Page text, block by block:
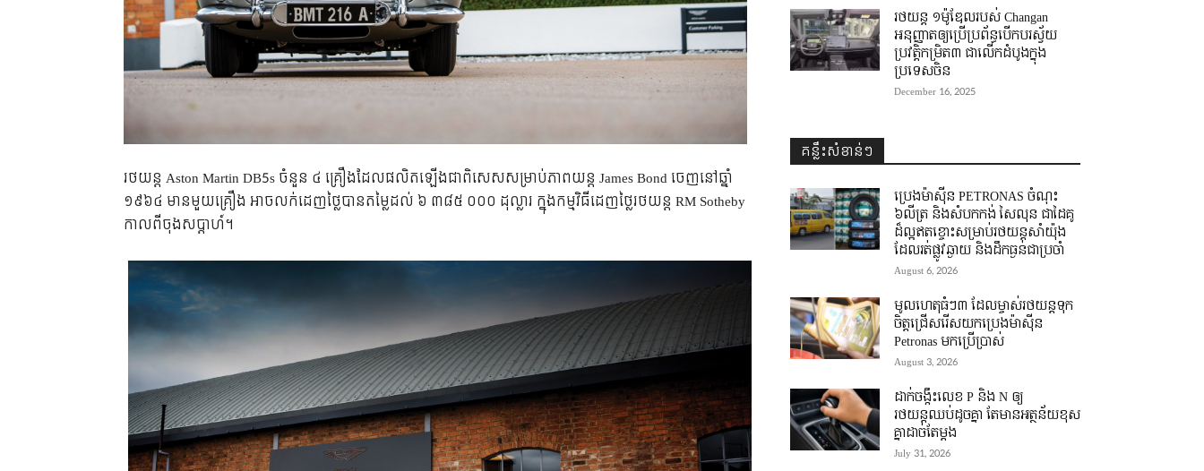
រថយន្ត​ Aston Martin DB5s ចំនួន ៤ គ្រឿង​ដែល​ផលិត​ឡើង​ជា​ពិសេស​សម្រាប់​ភាពយន្ត​ James Bond ចេញ​នៅ​ឆ្នាំ
១៩៦៤ មាន​មួយ​គ្រឿង​ អាច​លក់​ដេញ​ថ្លៃ​បាន​តម្លៃ​ដល់​ ៦ ៣៨៥ ០០០ ដុល្លារ ក្នុង​កម្មវិធី​ដេញ​ថ្លៃ​រថយន្ត RM Sotheby
កាល​ពី​ចុង​សប្ដាហ៍។
រថយន្ត ១ម៉ូឌែលរបស់ Changan
អនុញ្ញាតឲ្យប្រើប្រព័ន្ធបើកបរស្វ័យ
ប្រវត្តិកម្រិត៣ ជាលើកដំបូងក្នុង
ប្រទេសចិន
December 16, 2025
គន្លឹះសំខាន់ៗ
ប្រេងម៉ាស៊ីន PETRONAS ចំណុះ
៦លីត្រ និងសំបកកង់ សៃលុន ជាដៃគូ
ដ៏ល្អឥតខ្ចោះសម្រាប់រថយន្តសាំយ៉ុង
ដែលរត់ផ្លូវឆ្ងាយ និងដឹកធ្ងន់ជាប្រចាំ
August 6, 2026
មូលហេតុធំៗ៣ ដែលម្ចាស់រថយន្តទុក
ចិត្តជ្រើសរើសយកប្រេងម៉ាស៊ីន
Petronas មកប្រើប្រាស់
August 3, 2026
ដាក់ចង្កឹះលេខ P និង N ឲ្យ
រថយន្តឈប់ដូចគ្នា តែមានអត្ថន័យខុស
គ្នាដាច់តែម្តង
July 31, 2026